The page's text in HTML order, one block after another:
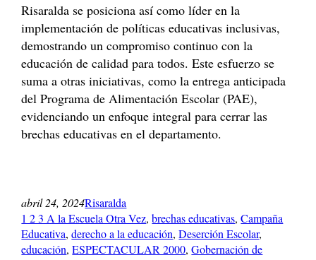
Risaralda se posiciona así como líder en la
implementación de políticas educativas inclusivas,
demostrando un compromiso continuo con la
educación de calidad para todos. Este esfuerzo se
suma a otras iniciativas, como la entrega anticipada
del Programa de Alimentación Escolar (PAE),
evidenciando un enfoque integral para cerrar las
brechas educativas en el departamento.
abril 24, 2024Risaralda
1 2 3 A la Escuela Otra Vez, brechas educativas, Campaña
Educativa, derecho a la educación, Deserción Escolar
educación, ESPECTACULAR 2000, Gobernación de